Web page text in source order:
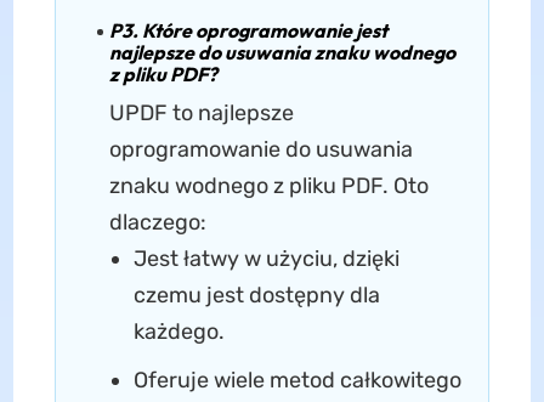
P3. Które oprogramowanie jest
najlepsze do usuwania znaku wodnego
z pliku PDF?
UPDF to najlepsze
oprogramowanie do usuwania
znaku wodnego z pliku PDF. Oto
dlaczego:
Jest łatwy w użyciu, dzięki
czemu jest dostępny dla
każdego.
Oferuje wiele metod całkowitego